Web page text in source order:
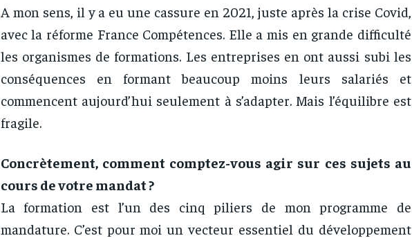
A mon sens, il y a eu une cassure en 2021, juste après la crise Covid,
avec la réforme France Compétences. Elle a mis en grande difficulté
les organismes de formations. Les entreprises en ont aussi subi les
conséquences en formant beaucoup moins leurs salariés et
commencent aujourd’hui seulement à s’adapter. Mais l’équilibre est
fragile.
Concrètement, comment comptez-vous agir sur ces sujets au
cours de votre mandat ?
La formation est l’un des cinq piliers de mon programme de
mandature. C’est pour moi un vecteur essentiel du développement